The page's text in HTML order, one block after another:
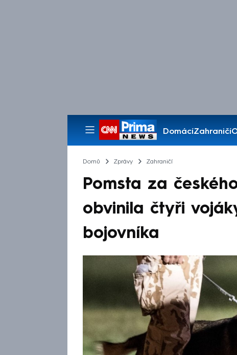
DomácíZahraničí
Pořady
Domů Zprávy Zahraničí
Pomsta za
obvinila čtyři
bojovníka